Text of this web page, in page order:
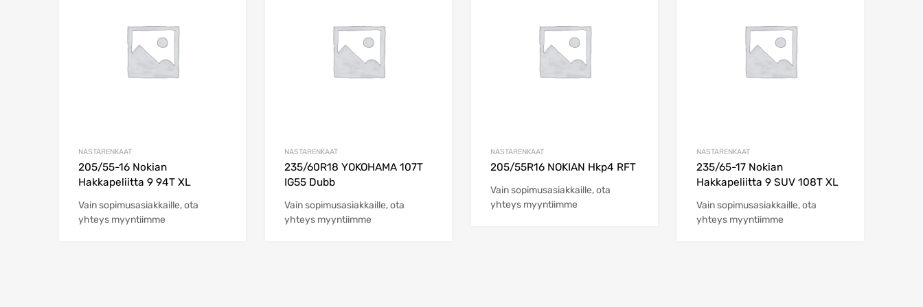
NASTARENKAAT
205/55-16 Nokian
Hakkapeliitta 9 94T XL
Vain sopimusasiakkaille, ota
yhteys myyntiimme
NASTARENKAAT
235/60R18 YOKOHAMA 107T
IG55 Dubb
Vain sopimusasiakkaille, ota
yhteys myyntiimme
NASTARENKAAT
205/55R16 NOKIAN Hkp4 RFT
Vain sopimusasiakkaille, ota
yhteys myyntiimme
NASTARENKAAT
235/65-17 Nokian
Hakkapeliitta 9 SUV 108T XL
Vain sopimusasiakkaille, ota
yhteys myyntiimme